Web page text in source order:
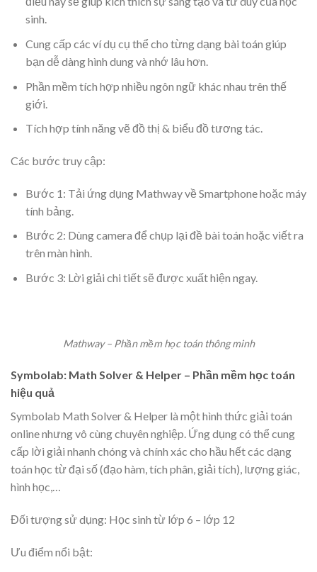
sinh.
Cung cấp các ví dụ cụ thể cho từng dạng bài toán giúp
bạn dễ dàng hình dung và nhớ lâu hơn.
Phần mềm tích hợp nhiều ngôn ngữ khác nhau trên thế
giới.
Tích hợp tính năng vẽ đồ thị & biểu đồ tương tác.
Các bước truy cập:
Bước 1: Tải ứng dụng Mathway về Smartphone hoặc máy
tính bảng.
Bước 2: Dùng camera để chụp lại đề bài toán hoặc viết ra
trên màn hình.
Bước 3: Lời giải chi tiết sẽ được xuất hiện ngay.
Mathway – Phần mềm học toán thông minh
Symbolab: Math Solver & Helper – Phần mềm học toán
hiệu quả
Symbolab Math Solver & Helper là một hình thức giải toán
online nhưng vô cùng chuyên nghiệp. Ứng dụng có thể cung
cấp lời giải nhanh chóng và chính xác cho hầu hết các dạng
toán học từ đại số (đạo hàm, tích phân, giải tích), lượng giác,
hình học,…
Đối tượng sử dụng: Học sinh từ lớp 6 – lớp 12
Ưu điểm nổi bật: